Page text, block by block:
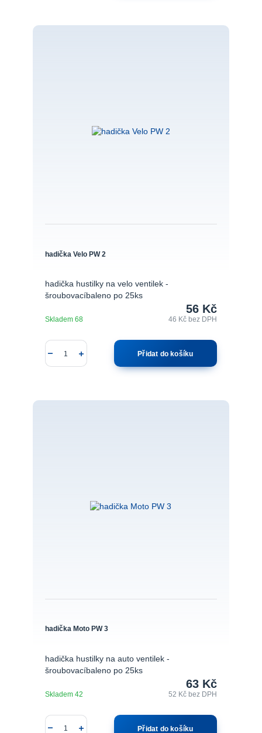
hadička Velo PW 2
hadička hustilky na velo ventilek -
šroubovacíbaleno po 25ks
56 Kč
46 Kč bez DPH
Skladem 68
Přidat do košíku
hadička Moto PW 3
hadička hustilky na auto ventilek -
šroubovacíbaleno po 25ks
63 Kč
52 Kčbez DPH
Skladem 42
Přidat do košíku